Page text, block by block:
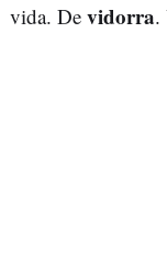
vida. De vidorra.